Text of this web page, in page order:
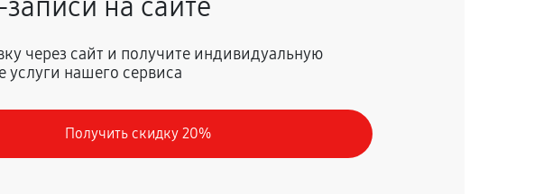
Заказать
на сайте
через сайт и получите индивидуальную
услуги нашего сервиса
Получить скидку 20%